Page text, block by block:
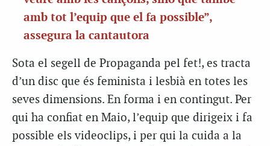
amb tot l’equip que el fa possible”,
assegura la cantautora
Sota el segell de Propaganda pel fet!, es tracta
d’un disc que és feminista i lesbià en totes les
seves dimensions. En forma i en contingut. Per
qui ha confiat en Maio, l’equip que dirigeix i fa
possible els videoclips, i per qui la cuida a la